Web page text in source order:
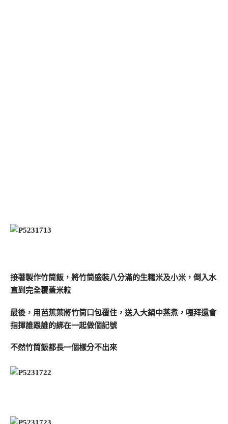
接著製作竹筒飯，將竹筒盛裝八分滿的生糯米及小米，倒入水
直到完全覆蓋米粒
最後，用芭蕉葉將竹筒口包覆住，送入大鍋中蒸煮，嘎拜還會
指揮誰跟誰的綁在一起做個記號
不然竹筒飯都長一個樣分不出來